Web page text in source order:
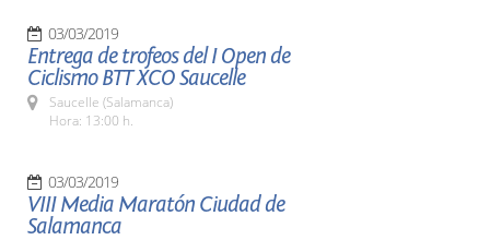
03/03/2019
Entrega de trofeos del I Open de
Ciclismo BTT XCO Saucelle
Saucelle (Salamanca)
Hora: 13:00 h.
03/03/2019
VIII Media Maratón Ciudad de
Salamanca